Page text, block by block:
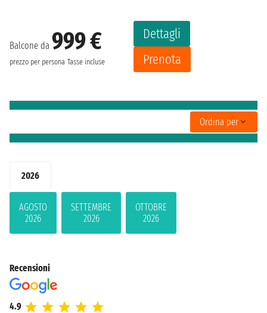
2026
AGOSTO
2026
SETTEMBRE
2026
OTTOBRE
2026
Balcone da 999 €
prezzo per persona Tasse incluse
Dettagli
Prenota
Ordina per
Recensioni
4.9